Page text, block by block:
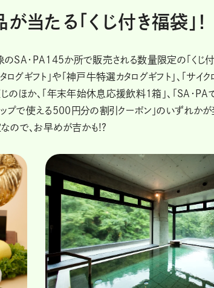
当たる「くじ付き福袋」！
象のSA・PA145か所で販売される数量限定の「くじ付
ギフト」や「神戸牛特選カタログギフト」、「サイク
じのほか、「年末年始休息応援飲料1箱」、「SA・PA
プで使える500円分の割引クーポン」のいずれかが
ので、お早めが吉かも!?